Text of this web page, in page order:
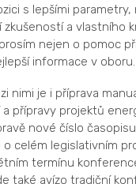
s lepšími parametry,
zkušeností a vlastního
nejen o pomoc
informace v oboru.
nimi je i příprava
přípravy projektů
nové číslo
celém legislativním
termínu
také avízo tradiční